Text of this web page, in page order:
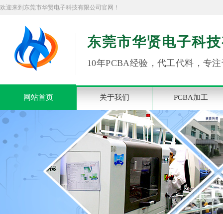
欢迎来到东莞市华贤电子科技有限公司官网！
东莞市华贤电子科
10年PCBA经验，代工代料，专
网站首页 关于我们 PCBA加工